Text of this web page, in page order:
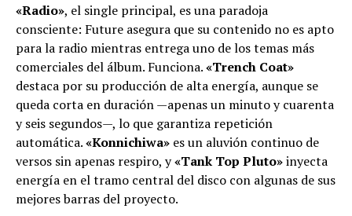
«Radio», el single principal, es una paradoja
consciente: Future asegura que su contenido no es apto
para la radio mientras entrega uno de los temas más
comerciales del álbum. Funciona.«Trench Coat»
destaca por su producción de alta energía, aunque se
queda corta en duración —apenas un minuto y cuarenta
y seis segundos—, lo que garantiza repetición
automática.«Konnichiwa» es un aluvión continuo de
versos sin apenas respiro, y«Tank Top Pluto»inyecta
energía en el tramo central del disco con algunas de sus
mejores barras del proyecto.